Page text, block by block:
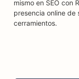
mismo en SEO con
presencia online de
cerramientos.